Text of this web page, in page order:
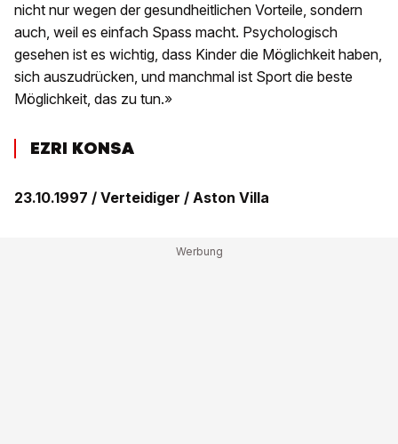
nicht nur wegen der gesundheitlichen Vorteile, sondern
auch, weil es einfach Spass macht. Psychologisch
gesehen ist es wichtig, dass Kinder die Möglichkeit haben,
sich auszudrücken, und manchmal ist Sport die beste
Möglichkeit, das zu tun.»
EZRI KONSA
23.10.1997 / Verteidiger / Aston Villa